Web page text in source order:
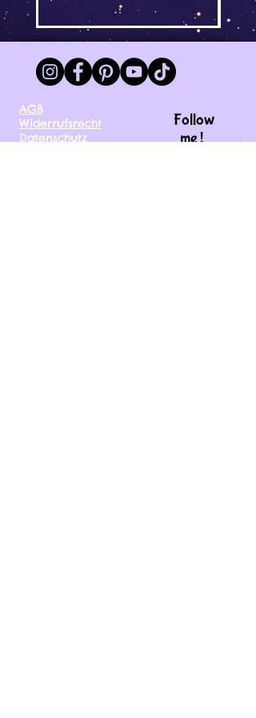
AGB
Widerrufsrecht
Datenschutz
Follow
me !